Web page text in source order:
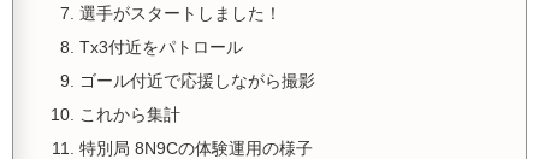
選手がスタートしました！
Tx3付近をパトロール
ゴール付近で応援しながら撮影
これから集計
特別局 8N9Cの体験運用の様子